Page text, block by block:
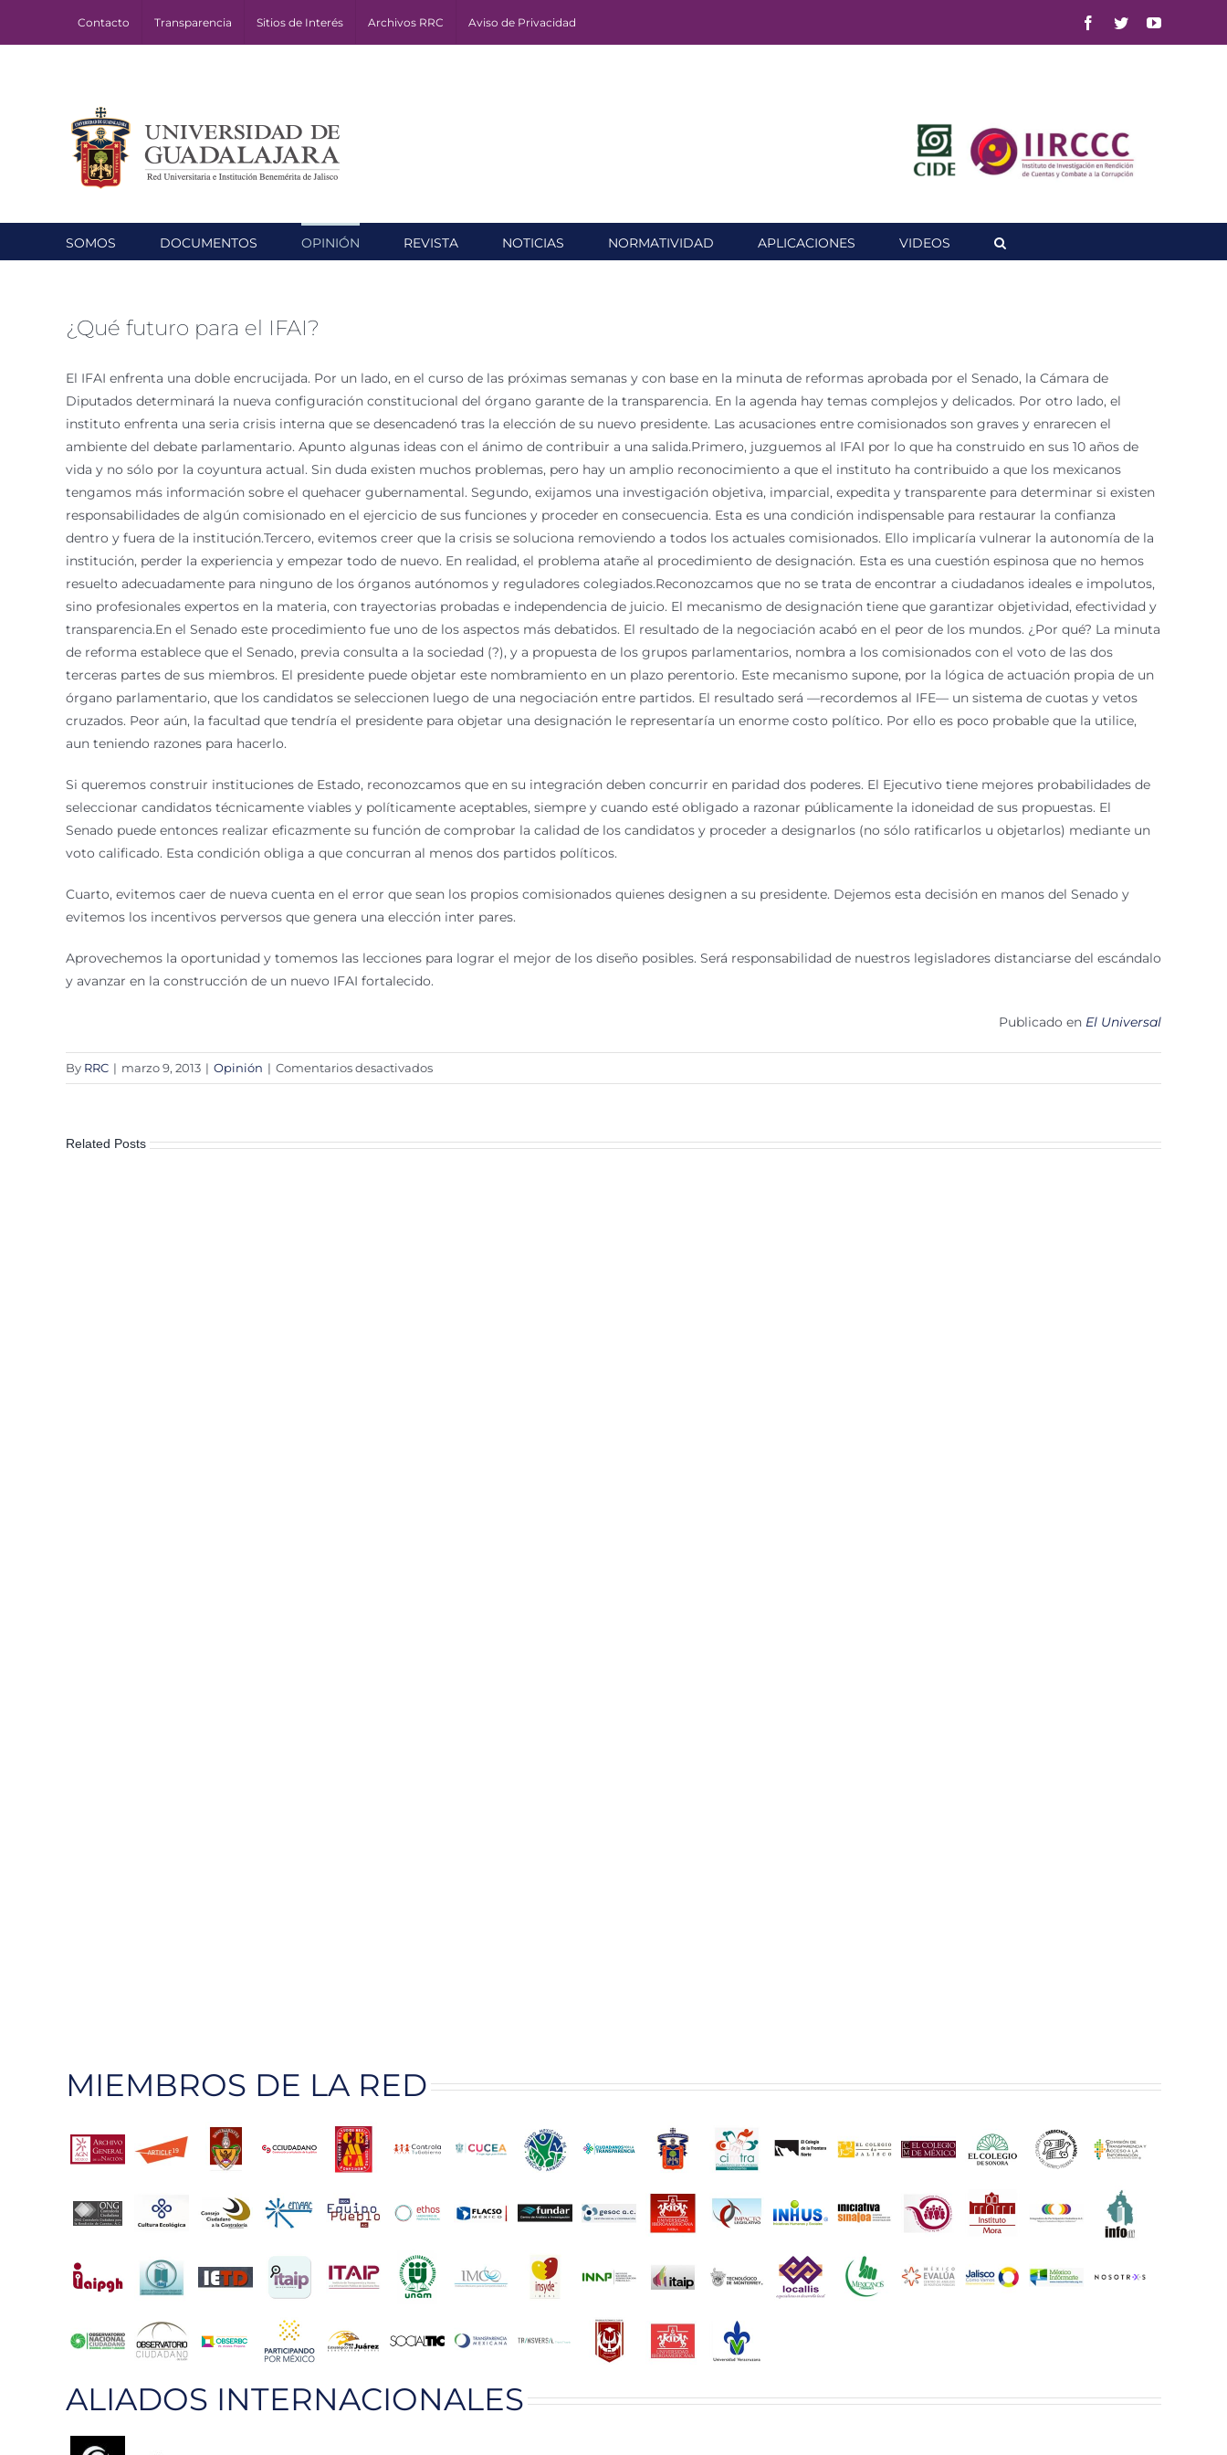
Contacto Transparencia Sitios de Interés Archivos RRC Aviso de Privacidad Facebook
TwitterYouTube
SOMOS DOCUMENTOS OPINIÓN REVISTA NOTICIAS NORMATIVIDAD APLICACIONES VIDEOS
¿Qué futuro para el IFAI?
El IFAI enfrenta una doble encrucijada. Por un lado, en el curso de las próximas semanas y con base en la minuta de reformas aprobada por el Senado, la Cámara de
Diputados determinará la nueva configuración constitucional del órgano garante de la transparencia. En la agenda hay temas complejos y delicados. Por otro lado, el
instituto enfrenta una seria crisis interna que se desencadenó tras la elección de su nuevo presidente. Las acusaciones entre comisionados son graves y enrarecen el
ambiente del debate parlamentario. Apunto algunas ideas con el ánimo de contribuir a una salida.Primero, juzguemos al IFAI por lo que ha construido en sus 10 años de
vida y no sólo por la coyuntura actual. Sin duda existen muchos problemas, pero hay un amplio reconocimiento a que el instituto ha contribuido a que los mexicanos
tengamos más información sobre el quehacer gubernamental. Segundo, exijamos una investigación objetiva, imparcial, expedita y transparente para determinar si existen
responsabilidades de algún comisionado en el ejercicio de sus funciones y proceder en consecuencia. Esta es una condición indispensable para restaurar la confianza
dentro y fuera de la institución.Tercero, evitemos creer que la crisis se soluciona removiendo a todos los actuales comisionados. Ello implicaría vulnerar la autonomía de la
institución, perder la experiencia y empezar todo de nuevo. En realidad, el problema atañe al procedimiento de designación. Esta es una cuestión espinosa que no hemos
resuelto adecuadamente para ninguno de los órganos autónomos y reguladores colegiados.Reconozcamos que no se trata de encontrar a ciudadanos ideales e impolutos,
sino profesionales expertos en la materia, con trayectorias probadas e independencia de juicio. El mecanismo de designación tiene que garantizar objetividad, efectividad y
transparencia.En el Senado este procedimiento fue uno de los aspectos más debatidos. El resultado de la negociación acabó en el peor de los mundos. ¿Por qué? La minuta
de reforma establece que el Senado, previa consulta a la sociedad (?), y a propuesta de los grupos parlamentarios, nombra a los comisionados con el voto de las dos
terceras partes de sus miembros. El presidente puede objetar este nombramiento en un plazo perentorio. Este mecanismo supone, por la lógica de actuación propia de un
órgano parlamentario, que los candidatos se seleccionen luego de una negociación entre partidos. El resultado será —recordemos al IFE— un sistema de cuotas y vetos
cruzados. Peor aún, la facultad que tendría el presidente para objetar una designación le representaría un enorme costo político. Por ello es poco probable que la utilice,
aun teniendo razones para hacerlo.
Si queremos construir instituciones de Estado, reconozcamos que en su integración deben concurrir en paridad dos poderes. El Ejecutivo tiene mejores probabilidades de
seleccionar candidatos técnicamente viables y políticamente aceptables, siempre y cuando esté obligado a razonar públicamente la idoneidad de sus propuestas. El
Senado puede entonces realizar eficazmente su función de comprobar la calidad de los candidatos y proceder a designarlos (no sólo ratificarlos u objetarlos) mediante un
voto calificado. Esta condición obliga a que concurran al menos dos partidos políticos.
Cuarto, evitemos caer de nueva cuenta en el error que sean los propios comisionados quienes designen a su presidente. Dejemos esta decisión en manos del Senado y
evitemos los incentivos perversos que genera una elección inter pares.
Aprovechemos la oportunidad y tomemos las lecciones para lograr el mejor de los diseño posibles. Será responsabilidad de nuestros legisladores distanciarse del escándalo
y avanzar en la construcción de un nuevo IFAI fortalecido.
Publicado en El Universal
By RRC | marzo 9, 2013 | Opinión | Comentarios desactivadosen
¿Qué
el
Related Posts
MIEMBROS DE LA RED
ALIADOS INTERNACIONALES